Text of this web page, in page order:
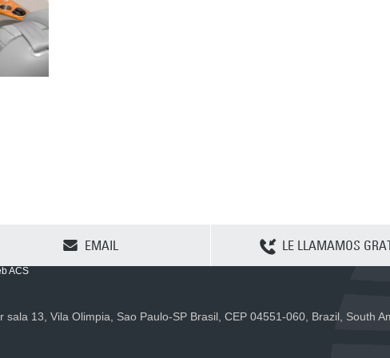
EMAIL LE LLAMAMOS
ACS
13, Vila Olimpia, Sao Paulo-SP Brasil, CEP 04551-060, Brazil, South